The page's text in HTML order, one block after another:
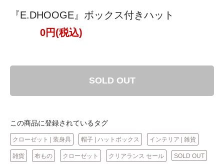
『E.DHOOGE』ボックス付きハット
0円(税込)
SOLD OUT
この商品に登録されているタグ
クローゼット | 装身具 帽子 | ハットボックス インテリア | 雑貨
雑貨 布もの クローゼット クリアランス セール SOLD OUT